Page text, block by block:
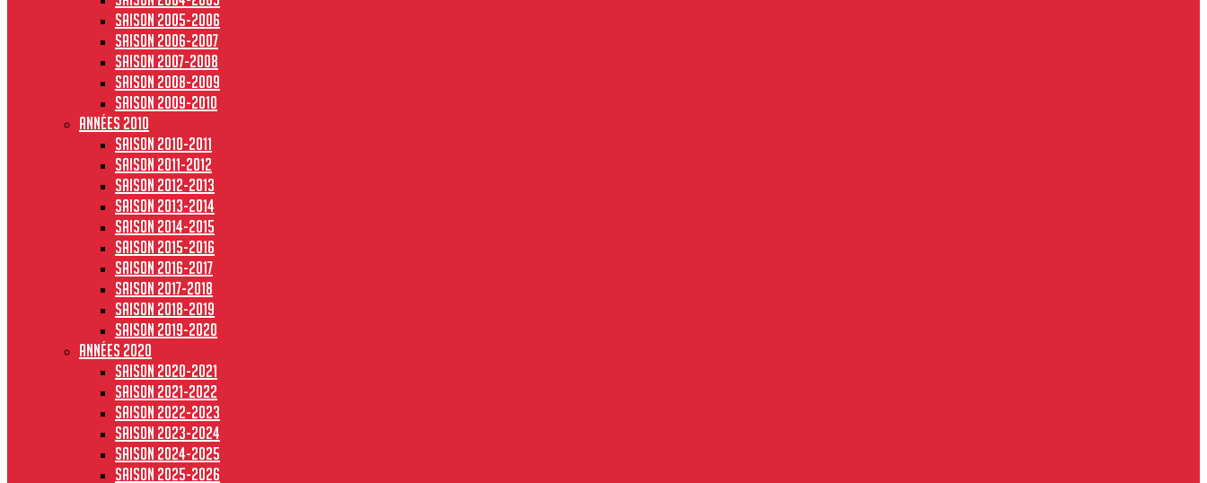
Saison 2005-2006
Saison 2006-2007
Saison 2007-2008
Saison 2008-2009
Saison 2009-2010
Années 2010
Saison 2010-2011
Saison 2011-2012
Saison 2012-2013
Saison 2013-2014
Saison 2014-2015
Saison 2015-2016
Saison 2016-2017
Saison 2017-2018
Saison 2018-2019
Saison 2019-2020
Années 2020
Saison 2020-2021
Saison 2021-2022
Saison 2022-2023
Saison 2023-2024
Saison 2024-2025
Saison 2025-2026